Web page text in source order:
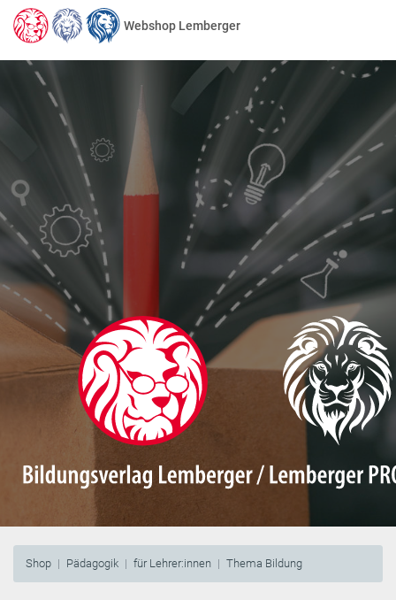
Webshop Lemberger
Shop Pädagogik für Lehrer:innen Thema Bildung